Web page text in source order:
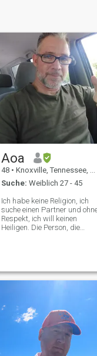
Aoa
48 • Knoxville, Tennessee, USA
Suche: Weiblich 27 - 45
Ich habe keine Religion, ich
suche einen Partner und
Respekt, ich will keinen
Heiligen. Die Person, die
zu treffen. Wenn du sehr
religiös bist und deine
Dinge nicht erlauben, dann
belästige mich nicht. Ich
glaube nicht, was sie mir
sagen, ich glaube, was ich
sehe und was sie zeigen,
danke, ich hoffe, du nimmst